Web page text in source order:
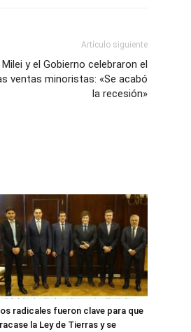
Artículo siguiente
y el Gobierno celebraron el
ventas minoristas: «Se acabó
la recesión»
radicales fueron clave para que
la Ley de Tierras y se